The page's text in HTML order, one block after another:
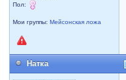
Пол:
Мои группы:Мейсонская ложа
Натка